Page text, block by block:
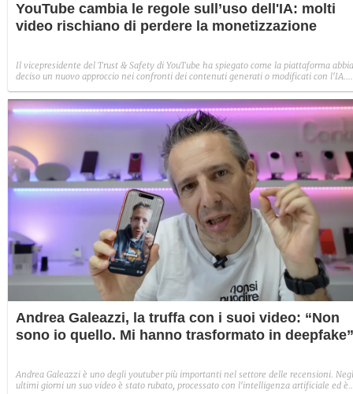
YouTube cambia le regole sull’uso dell'IA: molti
video rischiano di perdere la monetizzazione
Il vicepresidente del Trust & Safety di YouTube ha spiegato come la piattaforma abbia
deciso un nuovo approccio nei confronti dei contenuti generati o modificati con l'IA.
sensibili non saranno più monetizzabili.
Andrea Galeazzi, la truffa con i suoi video: “Non
sono io quello. Mi hanno trasformato in deepfake”
Andrea Galeazzi è uno degli youtuber più importanti nel settore delle recensioni.
ultimi giorni un suo video è stato rubato, processato con l'intelligenza artificiale ed è